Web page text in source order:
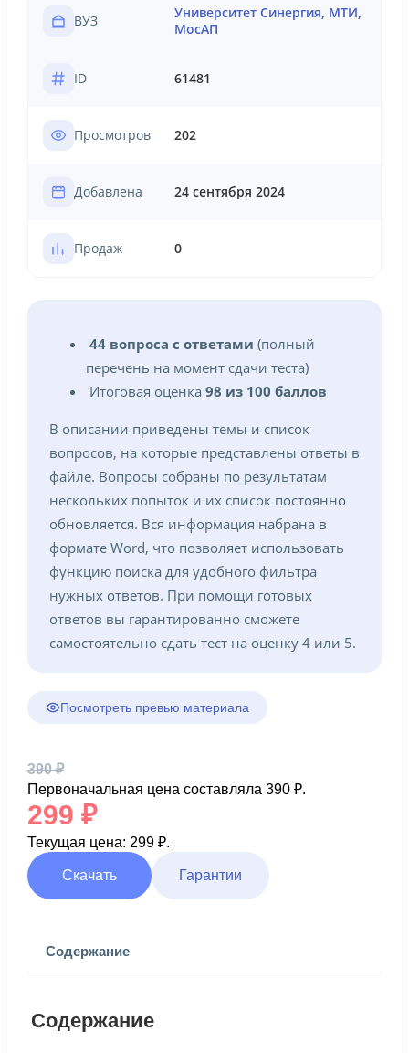
ВУЗ
Университет Синергия, МТИ,
МосАП
ID 61481
Просмотров 202
Добавлена 24 сентября 2024
Продаж 0
44 вопроса с ответами (полный
перечень на момент сдачи теста)
Итоговая оценка 98 из 100 баллов
В описании приведены темы и список
вопросов, на которые представлены ответы в
файле. Вопросы собраны по результатам
нескольких попыток и их список постоянно
обновляется. Вся информация набрана в
формате Word, что позволяет использовать
функцию поиска для удобного фильтра
нужных ответов. При помощи готовых
ответов вы гарантированно сможете
самостоятельно сдать тест на оценку 4 или 5.
Посмотреть превью материала
390₽
Первоначальная цена составляла 390 ₽.
299 ₽
Текущая цена: 299 ₽.
Скачать Гарантии
Содержание
Содержание